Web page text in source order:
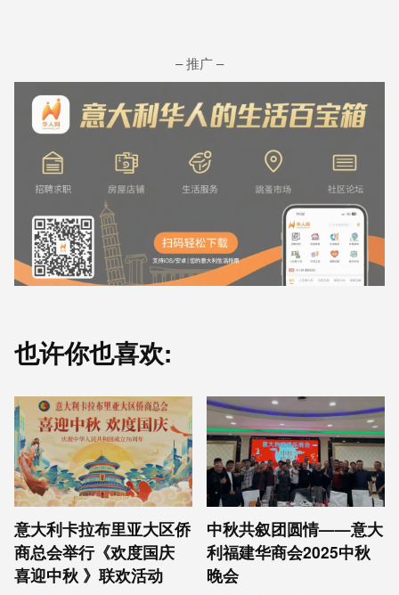
– 推广 –
也许你也喜欢:
意⼤利卡拉布⾥亚大区侨
商总会举行《欢度国庆
喜迎中秋 》联欢活动
中秋共叙团圆情——意大
利福建华商会2025中秋
晚会